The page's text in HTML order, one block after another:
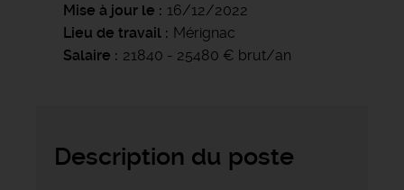
Mise à jour le
16/12/2022
Lieu de travail
Mérignac
Salaire
21840 - 25480 € brut/an
Description du poste